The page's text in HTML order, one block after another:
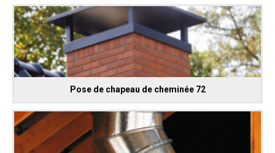
Pose de chapeau de cheminée 72